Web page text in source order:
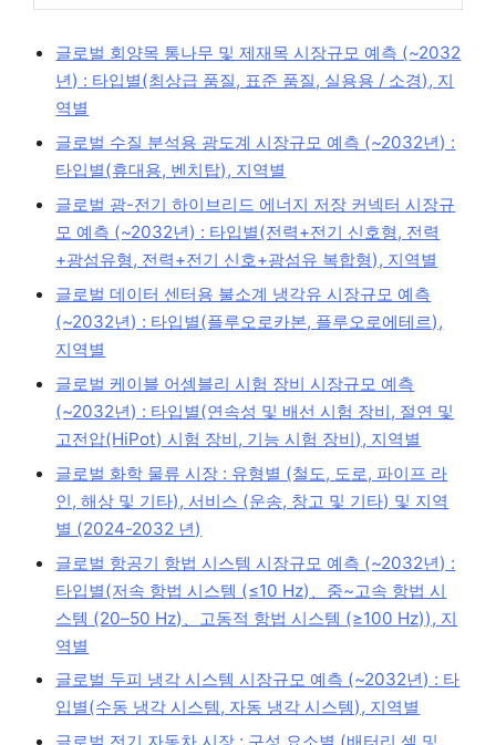
글로벌 회양목 통나무 및 제재목 시장규모 예측 (~2032
년) : 타입별(최상급 품질, 표준 품질, 실용용 / 소경), 지
역별
글로벌 수질 분석용 광도계 시장규모 예측 (~2032년) :
타입별(휴대용, 벤치탑), 지역별
글로벌 광-전기 하이브리드 에너지 저장 커넥터 시장규
모 예측 (~2032년) : 타입별(전력+전기 신호형, 전력
+광섬유형, 전력+전기 신호+광섬유 복합형), 지역별
글로벌 데이터 센터용 불소계 냉각유 시장규모 예측
(~2032년) : 타입별(플루오로카본, 플루오로에테르),
지역별
글로벌 케이블 어셈블리 시험 장비 시장규모 예측
(~2032년) : 타입별(연속성 및 배선 시험 장비, 절연 및
고전압(HiPot) 시험 장비, 기능 시험 장비), 지역별
글로벌 화학 물류 시장 : 유형별 (철도, 도로, 파이프 라
인, 해상 및 기타), 서비스 (운송, 창고 및 기타) 및 지역
별 (2024-2032 년)
글로벌 항공기 항법 시스템 시장규모 예측 (~2032년) :
타입별(저속 항법 시스템 (≤10 Hz)、중~고속 항법 시
스템 (20–50 Hz)、고동적 항법 시스템 (≥100 Hz)), 지
역별
글로벌 두피 냉각 시스템 시장규모 예측 (~2032년) : 타
입별(수동 냉각 시스템, 자동 냉각 시스템), 지역별